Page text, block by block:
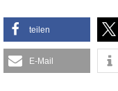
teilen
E-Mail